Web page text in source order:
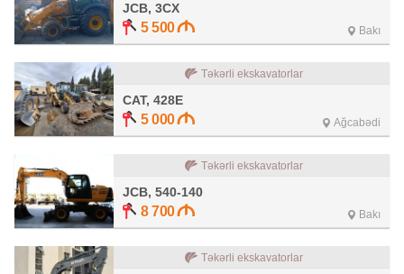
JCB, 3CX
5 500 Bakı
Təkərli ekskavatorlar
CAT, 428E
5 000 Ağcabədi
Təkərli ekskavatorlar
JCB, 540-140
8 700 Bakı
Təkərli ekskavatorlar